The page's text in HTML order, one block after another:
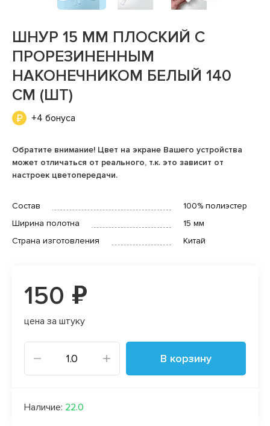
ШНУР 15 ММ ПЛОСКИЙ С
ПРОРЕЗИНЕННЫМ
НАКОНЕЧНИКОМ БЕЛЫЙ 140
СМ (ШТ)
+4 бонуса
Обратите внимание! Цвет на экране Вашего устройства
может отличаться от реального, т.к. это зависит от
настроек цветопередачи.
Состав
100% полиэстер
Ширина полотна
15 мм
Страна изготовления
Китай
150 ₽
цена за штуку
В корзину
Наличие: 22.0